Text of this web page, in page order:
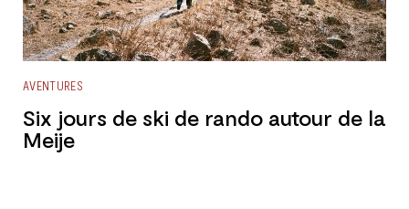
AVENTURES
Six jours de ski de rando autour de la
Meije